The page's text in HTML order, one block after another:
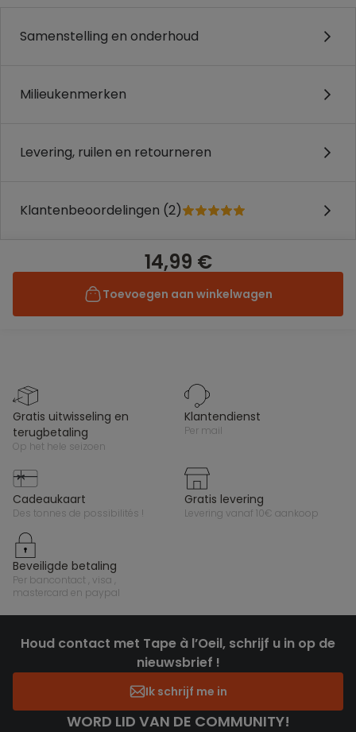
Samenstelling en onderhoud
Milieukenmerken
Levering, ruilen en retourneren
Klantenbeoordelingen (2)
14,99 €
Toevoegen aan winkelwagen
gratis uitwisseling en
terugbetaling
op het hele seizoen
klantendienst
per mail
cadeaukaart
des tonnes de possibilités !
gratis levering
levering vanaf 10€ aankoop
beveiligde betaling
per bancontact , visa ,
mastercard en paypal
Houd contact met Tape à l’Oeil, schrijf u in op de
nieuwsbrief !
Ik schrijf me in
WORD LID VAN DE COMMUNITY!